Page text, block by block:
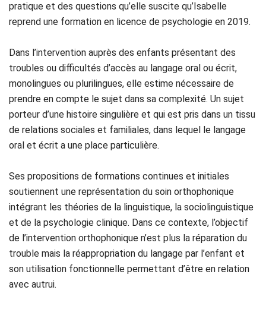
pratique et des questions qu’elle suscite qu’Isabelle
reprend une formation en licence de psychologie en 2019.
Dans l’intervention auprès des enfants présentant des
troubles ou difficultés d’accès au langage oral ou écrit,
monolingues ou plurilingues, elle estime nécessaire de
prendre en compte le sujet dans sa complexité. Un sujet
porteur d’une histoire singulière et qui est pris dans un tissu
de relations sociales et familiales, dans lequel le langage
oral et écrit a une place particulière.
Ses propositions de formations continues et initiales
soutiennent une représentation du soin orthophonique
intégrant les théories de la linguistique, la sociolinguistique
et de la psychologie clinique. Dans ce contexte, l’objectif
de l’intervention orthophonique n’est plus la réparation du
trouble mais la réappropriation du langage par l’enfant et
son utilisation fonctionnelle permettant d’être en relation
avec autrui.